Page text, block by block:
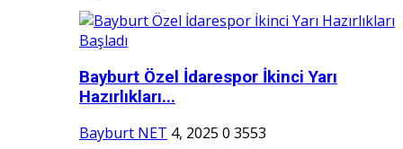
Bayburt Özel İdarespor İkinci Yarı
Hazırlıkları...
Bayburt NET 4, 2025 0 3553